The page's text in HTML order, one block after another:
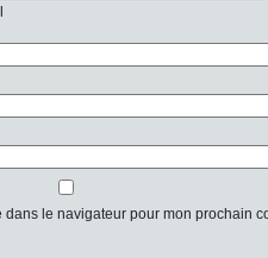
le navigateur pour mon prochain